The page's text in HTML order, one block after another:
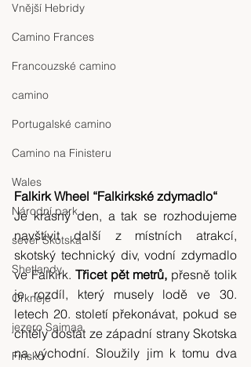
Vnější Hebridy
Camino Frances
Francouzské camino
camino
Portugalské camino
Camino na Finisteru
Wales
Národní park
sever Skotska
Shetlandy
Orkneje
jezero Saimaa
Finsko
Falkirk Wheel “Falkirkské zdymadlo“
Je krásný den, a tak se rozhodujeme
navštívit další z místních atrakcí,
skotský technický div, vodní zdymadlo
ve Falkirk. Třicet pět metrů, přesně tolik
je rozdíl, který musely lodě ve 30.
letech 20. století překonávat, pokud se
chtěly dostat ze západní strany Skotska
na východní. Sloužily jim k tomu dva